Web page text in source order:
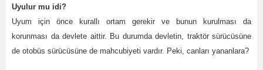
Uyulur mu idi?
Uyum için önce kurallı ortam gerekir ve bunun kurulması da
korunması da devlete aittir. Bu durumda devletin, traktör sürücüsüne
de otobüs sürücüsüne de mahcubiyeti vardır. Peki, canları yananlara?